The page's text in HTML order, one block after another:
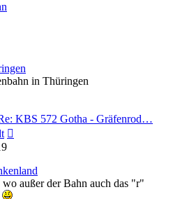
in Thüringen
KBS 572 Gotha - Gräfenrod…
außer der Bahn auch das "r"